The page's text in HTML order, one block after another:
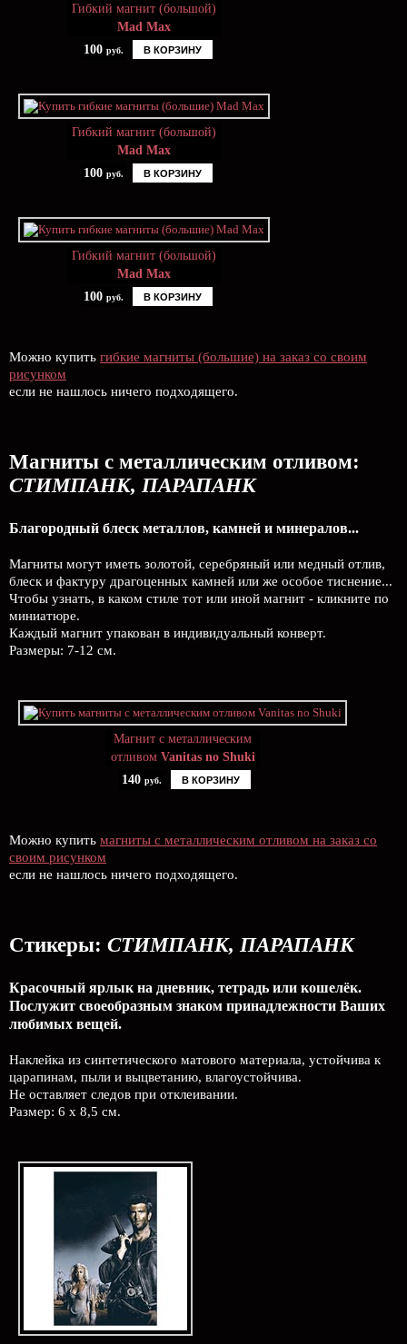
Гибкий магнит (большой)
Mad Max
100 руб. В КОРЗИНУ
Гибкий магнит (большой)
Mad Max
100 руб. В КОРЗИНУ
Гибкий магнит (большой)
Mad Max
100 руб. В КОРЗИНУ
Можно купить гибкие магниты (большие) на заказ со своим
рисунком
если не нашлось ничего подходящего.
Магниты с металлическим отливом:
СТИМПАНК, ПАРАПАНК
Благородный блеск металлов, камней и минералов...
Магниты могут иметь золотой, серебряный или медный отлив,
блеск и фактуру драгоценных камней или же особое тиснение...
Чтобы узнать, в каком стиле тот или иной магнит - кликните по
миниатюре.
Каждый магнит упакован в индивидуальный конверт.
Размеры: 7-12 см.
Магнит с металлическим
отливом Vanitas no Shuki
140 руб. В КОРЗИНУ
Можно купить магниты с металлическим отливом на заказ со
своим рисунком
если не нашлось ничего подходящего.
Стикеры: СТИМПАНК, ПАРАПАНК
Красочный ярлык на дневник, тетрадь или кошелёк.
Послужит своеобразным знаком принадлежности Ваших
любимых вещей.
Наклейка из синтетического матового материала, устойчива к
царапинам, пыли и выцветанию, влагоустойчива.
Не оставляет следов при отклеивании.
Размер: 6 х 8,5 см.